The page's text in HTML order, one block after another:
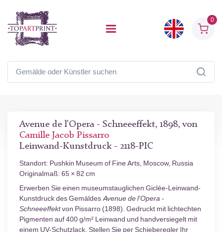
0
Avenue de l'Opera - Schneeeffekt, 1898, von
Camille Jacob Pissarro
Leinwand-Kunstdruck - 2118-PIC
Standort: Pushkin Museum of Fine Arts, Moscow, Russia
Originalmaß: 65 × 82 cm
Erwerben Sie einen museumstauglichen Giclée-Leinwand-
Kunstdruck des GemäldesAvenue de l'Opera -
Schneeeffektvon Pissarro (1898). Gedruckt mit lichtechten
Pigmenten auf 400 g/m² Leinwand und handversiegelt mit
einem UV-Schutzlack. Stellen Sie per Schieberegler Ihr